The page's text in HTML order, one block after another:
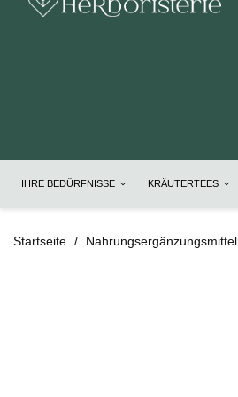
IHRE BEDÜRFNISSE KRÄUTERTEES
Startseite Nahrungsergänzungsmittel